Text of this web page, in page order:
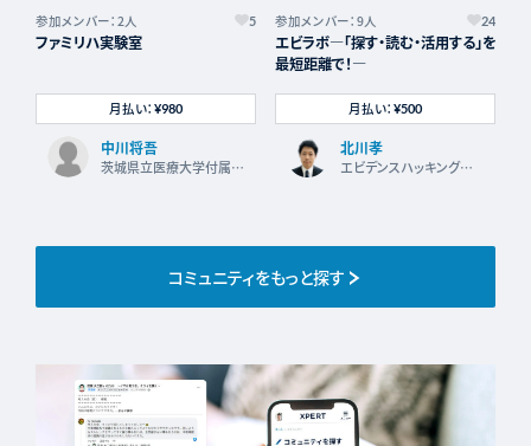
参加メンバー：2人 5
ファミリハ実験室
月払い： ¥980
中川将吾
茨城県立医療大学付属病
参加メンバー：9人 24
エビラボ―「探す・読む・活用する」を
最短距離で！―
月払い：¥500
北川孝
エビデンスハッキングラ
コミュニティをもっと探す